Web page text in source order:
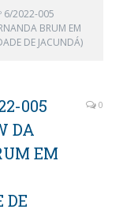
6/2022-005
BRUM EM
DE JACUNDÁ)
005
DA
EM
DE
0